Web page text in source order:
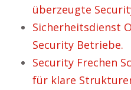
überzeugte
Sicherheitsdienst
Security Betriebe.
Security Frechen
für klare